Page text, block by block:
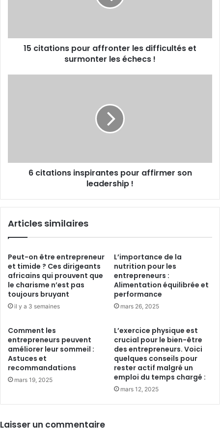
les
échecs15 citations pour affronter les difficultés et
surmonter les échecs !
6 citations inspirantes pour affirmer son
leadership !
Articles similaires
Peut-on être entrepreneur
et timide ? Ces dirigeants
africains qui prouvent que
le charisme n’est pas
toujours bruyant
il y a 3 semaines
L’importance de la
nutrition pour les
entrepreneurs :
Alimentation équilibrée et
performance
mars 26, 2025
Comment les
entrepreneurs peuvent
améliorer leur sommeil :
Astuces et
recommandations
mars 19, 2025
L’exercice physique est
crucial pour le bien-être
des entrepreneurs. Voici
quelques conseils pour
rester actif malgré un
emploi du temps chargé :
mars 12, 2025
Laisser un commentaire